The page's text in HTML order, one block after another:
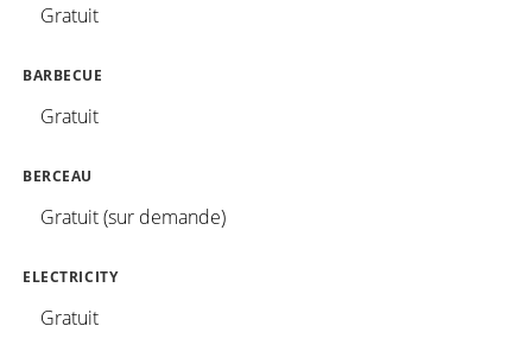
Gratuit
BARBECUE
Gratuit
BERCEAU
Gratuit (sur demande)
ELECTRICITY
Gratuit